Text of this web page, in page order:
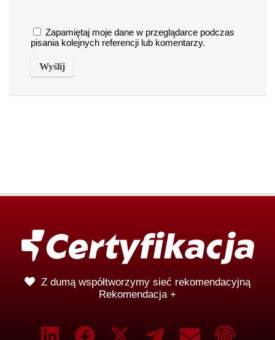
Zapamiętaj moje dane w przeglądarce podczas
pisania kolejnych referencji lub komentarzy.
Z dumą współtworzymy sieć rekomendacyjną
Rekomendacja +